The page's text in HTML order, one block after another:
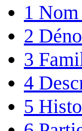
1
2
3
4
5